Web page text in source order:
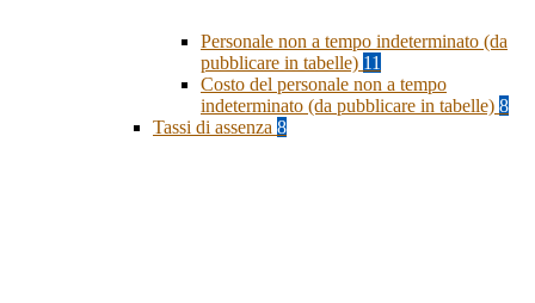
Personale non a tempo indeterminato (da
pubblicare in tabelle) 11
Costo del personale non a tempo
indeterminato (da pubblicare in tabelle) 8
Tassi di assenza 8